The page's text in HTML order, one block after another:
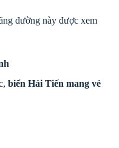
đường này được xem
biển Hải Tiến mang vẻ